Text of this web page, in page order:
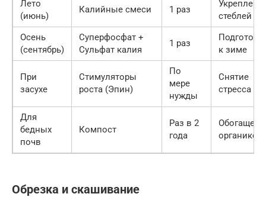
Лето
(июнь)
Калийные смеси 1 раз
стеблей
Осень
(сентябрь)
Суперфосфат +
Сульфат калия
1 раз
к зиме
При
засухе
Стимуляторы
роста (Эпин)
По
мере
нужды
Снятие
стресса
Для
бедных
почв
Компост
Раз в 2
года
органикой
Обрезка и скашивание